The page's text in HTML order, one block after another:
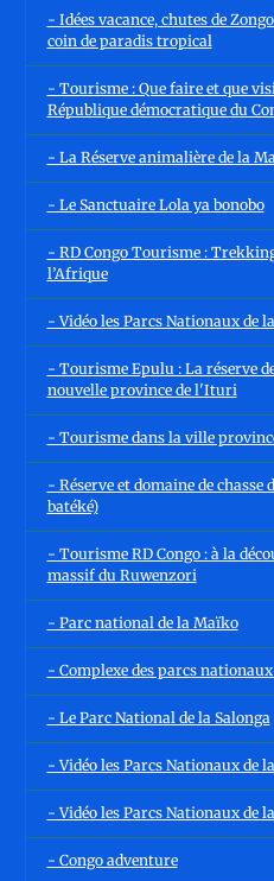
- Idées vacance, chutes de
coin de paradis tropical
- Tourisme : Que faire et que
République démocratique du
- La Réserve animalière de la
- Le Sanctuaire Lola ya bonobo
- RD Congo Tourisme :
l’Afrique
- Vidéo les Parcs Nationaux de
- Tourisme Epulu : La réserve
nouvelle province de l'Ituri
- Tourisme dans la ville
- Réserve et domaine de chasse
batéké)
- Tourisme RD Congo : à la
massif du Ruwenzori
- Parc national de la Maïko
- Complexe des parcs
- Le Parc National de la Salonga
- Vidéo les Parcs Nationaux de
- Vidéo les Parcs Nationaux de
- Congo adventure